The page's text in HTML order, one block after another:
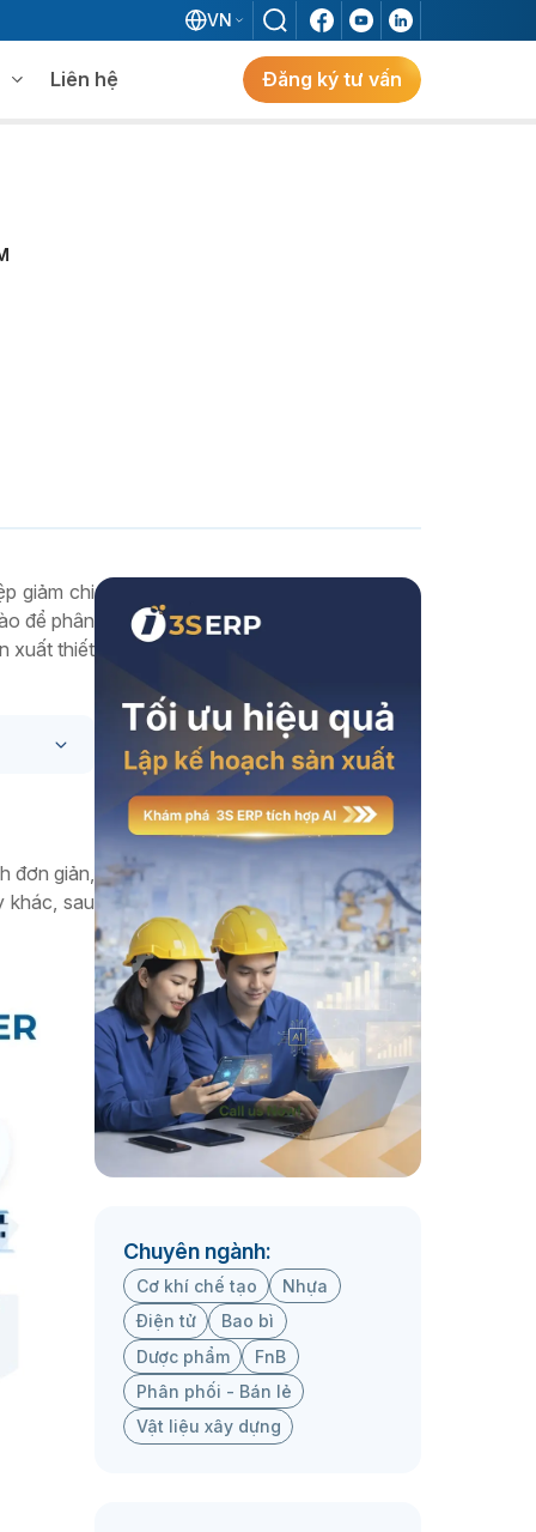
VN
Tại Việt Nam.
Xem thêm
Liên hệ Đăng ký tư vấn
giảm chi
để phân
xuất thiết
đơn giản,
khác, sau
Chuyên ngành:
Cơ khí chế tạo
Nhựa
Điện tử
Bao bì
Dược phẩm
FnB
Phân phối - Bán lẻ
Vật liệu xây dựng